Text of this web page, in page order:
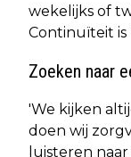
wekelijks of
Continuïteit is
Zoeken naar
'We kijken
doen wij
luisteren